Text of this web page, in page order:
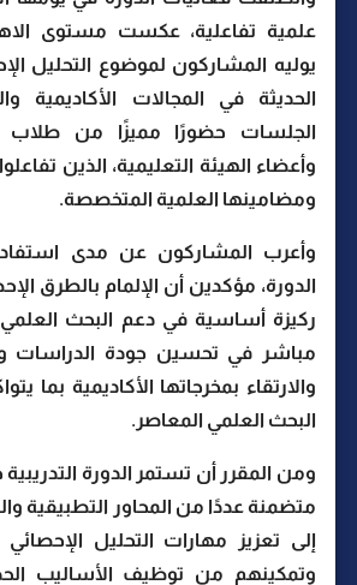
علمية تفاعلية، عكست مستوى
يوليه المشاركون لموضوع التحليل
الحديثة في المجالات الأكاديمية
الجلسات حضورًا مميزًا من طلاب
وأعضاء الهيئة التعليمية، الذين
ومضامينها العلمية المتخصصة.
وأعرب المشاركون عن مدى
الدورة، مؤكدين أن الإلمام بالطرق
ركيزة أساسية في دعم البحث
مباشر في تحسين جودة الدراسات
والارتقاء بمخرجاتها الأكاديمية بما
البحث العلمي المعاصر.
متضمنة عددًا من المحاور التطبيقية
إلى تعزيز مهارات التحليل
وتمكينهم من توظيف الأساليب